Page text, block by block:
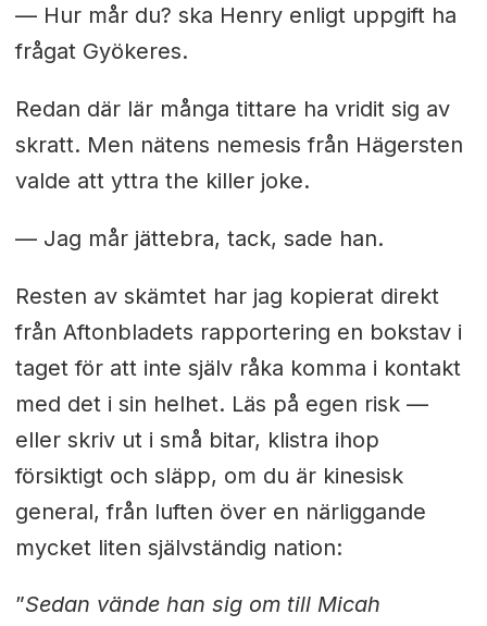
— Hur mår du? ska Henry enligt uppgift ha
frågat Gyökeres.
Redan där lär många tittare ha vridit sig av
skratt. Men nätens nemesis från Hägersten
valde att yttra the killer joke.
— Jag mår jättebra, tack, sade han.
Resten av skämtet har jag kopierat direkt
från Aftonbladets rapportering en bokstav i
taget för att inte själv råka komma i kontakt
med det i sin helhet. Läs på egen risk —
eller skriv ut i små bitar, klistra ihop
försiktigt och släpp, om du är kinesisk
general, från luften över en närliggande
mycket liten självständig nation:
”Sedan vände han sig om till Micah